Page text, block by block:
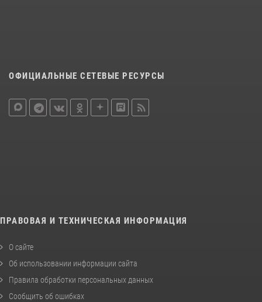
ОФИЦИАЛЬНЫЕ СЕТЕВЫЕ РЕСУРСЫ
ПРАВОВАЯ И ТЕХНИЧЕСКАЯ ИНФОРМАЦИЯ
О сайте
Об использовании информации сайта
Правила обработки персональных данных
Сообщить об ошибках